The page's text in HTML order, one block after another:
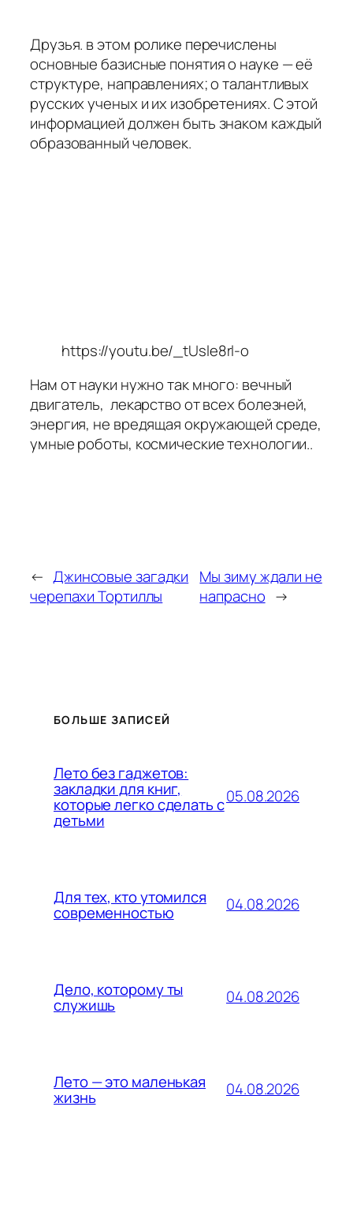
Друзья. в этом ролике перечислены
основные базисные понятия о науке — её
структуре, направлениях; о талантливых
русских ученых и их изобретениях. С этой
информацией должен быть знаком каждый
образованный человек.
https://youtu.be/_tUsle8rl-o
Нам от науки нужно так много: вечный
двигатель, лекарство от всех болезней,
энергия, не вредящая окружающей среде,
умные роботы, космические технологии..
← Джинсовые загадки
черепахи Тортиллы
Мы зиму ждали не
напрасно →
БОЛЬШЕ ЗАПИСЕЙ
Лето без гаджетов:
закладки для книг,
которые легко сделать с
детьми
05.08.2026
Для тех, кто утомился
современностью 04.08.2026
Дело, которому ты
служишь 04.08.2026
Лето — это маленькая
жизнь 04.08.2026